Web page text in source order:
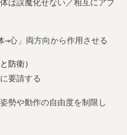
は誤魔化せない／相互にアプ
→心」両方向から作用させる
防衛）
要請する
勢や動作の自由度を制限し